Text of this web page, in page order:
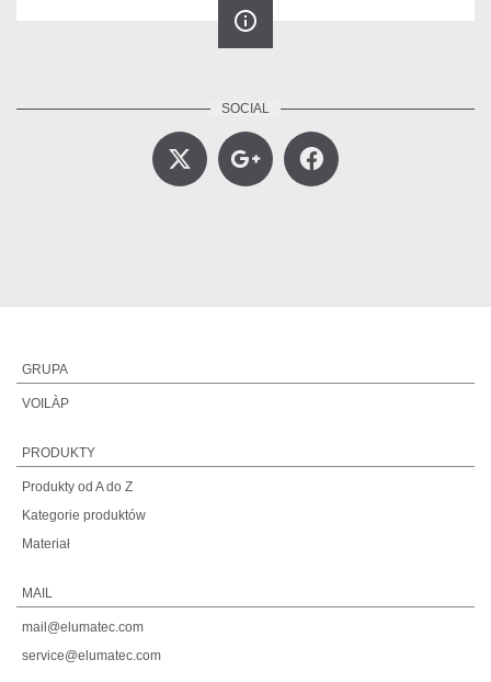
info_outline
GRUPA
VOILÀP
PRODUKTY
Produkty od A do Z
Kategorie produktów
Materiał
MAIL
mail@elumatec.com
service@elumatec.com